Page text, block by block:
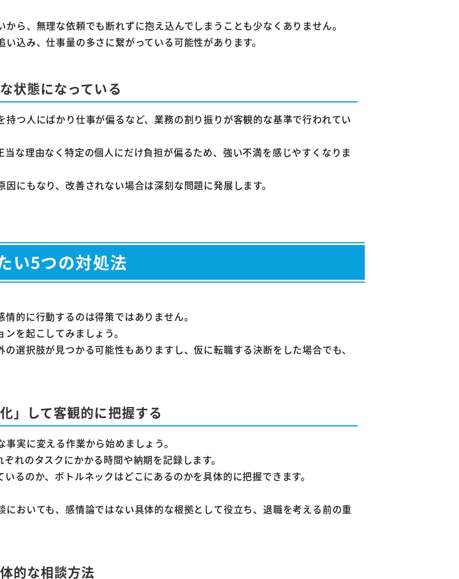
ら、無理な依頼でも断れずに抱え込んでしまうことも少なくありません。
込み、仕事量の多さに繋がっている可能性があります。
状態になっている
つ人にばかり仕事が偏るなど、業務の割り振りが客観的な基準で行われてい
な理由なく特定の個人にだけ負担が偏るため、強い不満を感じやすくなりま
にもなり、改善されない場合は深刻な問題に発展します。
い5つの対処法
的に行動するのは得策ではありません。
を起こしてみましょう。
選択肢が見つかる可能性もありますし、仮に転職する決断をした場合でも、
」して客観的に把握する
実に変える作業から始めましょう。
れのタスクにかかる時間や納期を記録します。
るのか、ボトルネックはどこにあるのかを具体的に把握できます。
おいても、感情論ではない具体的な根拠として役立ち、退職を考える前の重
的な相談方法